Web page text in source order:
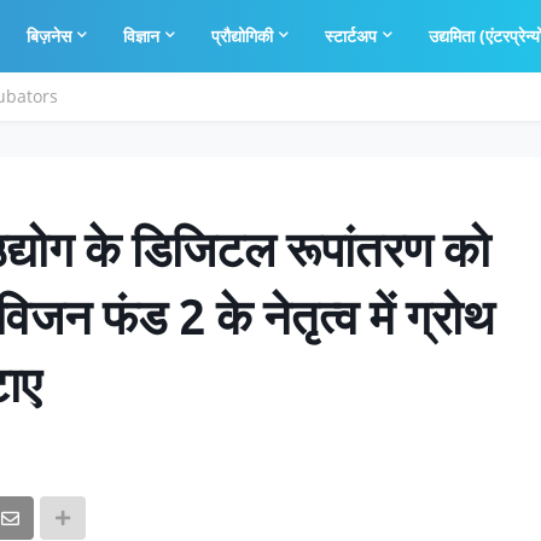
बिज़नेस विज्ञान प्रौद्योगिकी स्टार्टअप उद्यमिता
के डिजिटल रूपांतरण को
फंड 2 के नेतृत्व में ग्रोथ